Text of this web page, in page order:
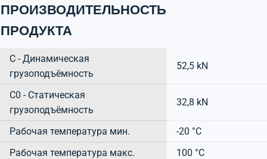
ПРОИЗВОДИТЕЛЬНОСТЬ
ПРОДУКТА
C - Динамическая
грузоподъёмность
52,5 kN
C0 - Статическая
грузоподъёмность
32,8 kN
Рабочая температура мин.
-20 °C
Рабочая температура макс.
100 °C